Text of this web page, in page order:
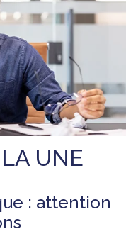
UNE
: attention